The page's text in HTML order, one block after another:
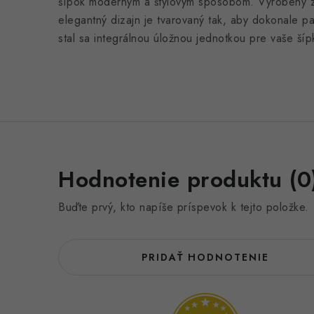
elegantný dizajn je tvarovaný tak, aby dokonale
stal sa integrálnou úložnou jednotkou pre vaše
Hodnotenie produktu
Buďte prvý, kto napíše príspevok k tejto položke.
PRIDAŤ HODNOTENIE